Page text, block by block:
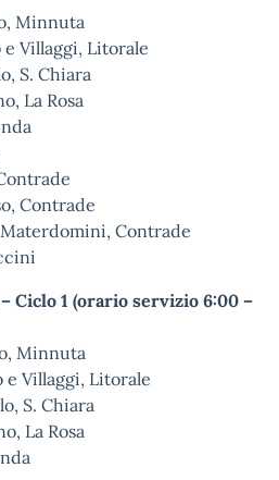
Minnuta
Villaggi, Litorale
S. Chiara
La Rosa
Contrade
Contrade
Ciclo 1 (orario servizio 6:00 –
Minnuta
Villaggi, Litorale
S. Chiara
La Rosa